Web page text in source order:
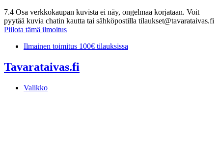
7.4 Osa verkkokaupan kuvista ei näy, ongelmaa korjataan. Voit
pyytää kuvia chatin kautta tai sähköpostilla tilaukset@tavarataivas.fi
Piilota tämä ilmoitus
Mene
Ilmainen toimitus 100€ tilauksissa
Tavarataivas.fi
Valikko